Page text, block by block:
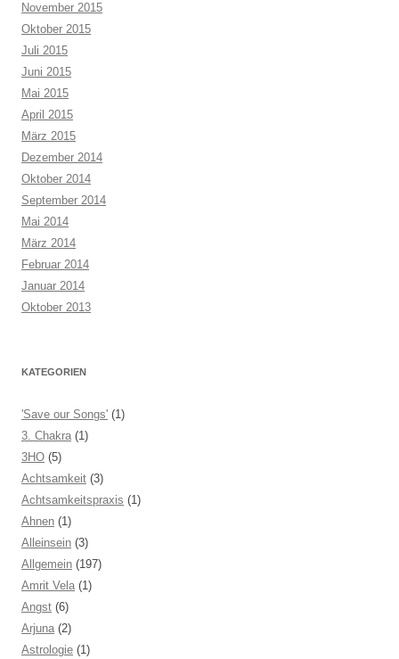
November 2015
Oktober 2015
Juli 2015
Juni 2015
Mai 2015
April 2015
März 2015
Dezember 2014
Oktober 2014
September 2014
Mai 2014
März 2014
Februar 2014
Januar 2014
Oktober 2013
KATEGORIEN
'Save our Songs' (1)
3. Chakra (1)
3HO (5)
Achtsamkeit (3)
Achtsamkeitspraxis (1)
Ahnen (1)
Alleinsein (3)
Allgemein (197)
Amrit Vela (1)
Angst (6)
Arjuna (2)
Astrologie (1)